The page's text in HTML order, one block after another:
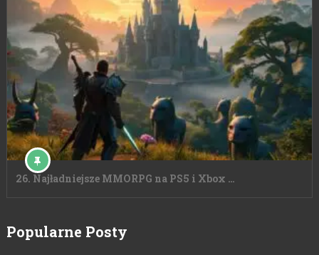
26. Najładniejsze MMORPG na PS5 i Xbox …
Popularne Posty